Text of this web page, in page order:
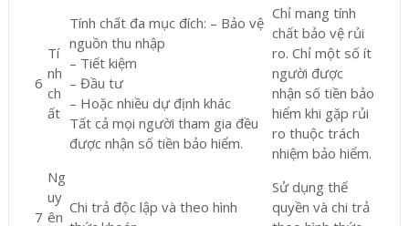
6
Tí
nh
ch
ất
Tính chất đa mục đích: – Bảo vệ
nguồn thu nhập
– Tiết kiệm
– Đầu tư
– Hoặc nhiều dự định khác
Tất cả mọi người tham gia đều
được nhận số tiền bảo hiểm.
Chỉ mang tính
chất bảo vệ rủi
ro. Chỉ một số ít
người được
nhận số tiền bảo
hiểm khi gặp rủi
ro thuộc trách
nhiệm bảo hiểm.
7
Ng
uy
ên
Chi trả độc lập và theo hình
Sử dụng thế
quyền và chi trả